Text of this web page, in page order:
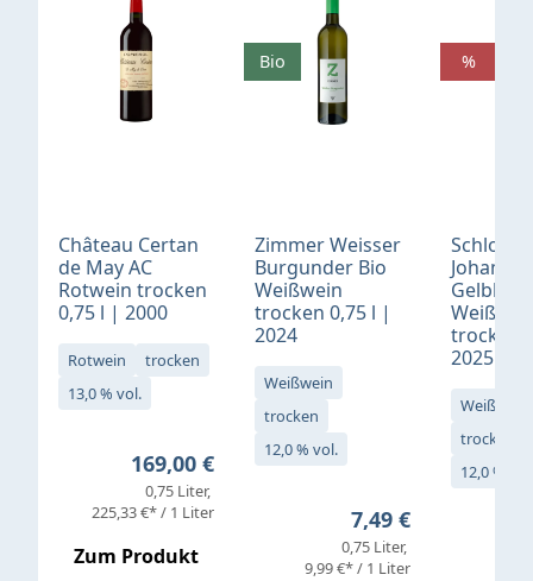
Château Certan
de May AC
Rotwein trocken
0,75 l | 2000
Rotwein
trocken
13,0 % vol.
Regulärer Preis:
169,00 €
0,75 Liter
225,33 €* / 1 Liter
Zum Produkt
Zimmer Weisser
Burgunder Bio
Weißwein
trocken 0,75 l |
2024
Weißwein
trocken
12,0 % vol.
Regulärer Preis:
7,49 €
0,75 Liter
9,99 €* / 1 Liter
Bio
Schloß
Gelblack
trocken
2025
Weißwein
trocken
12,0 % vol.
%